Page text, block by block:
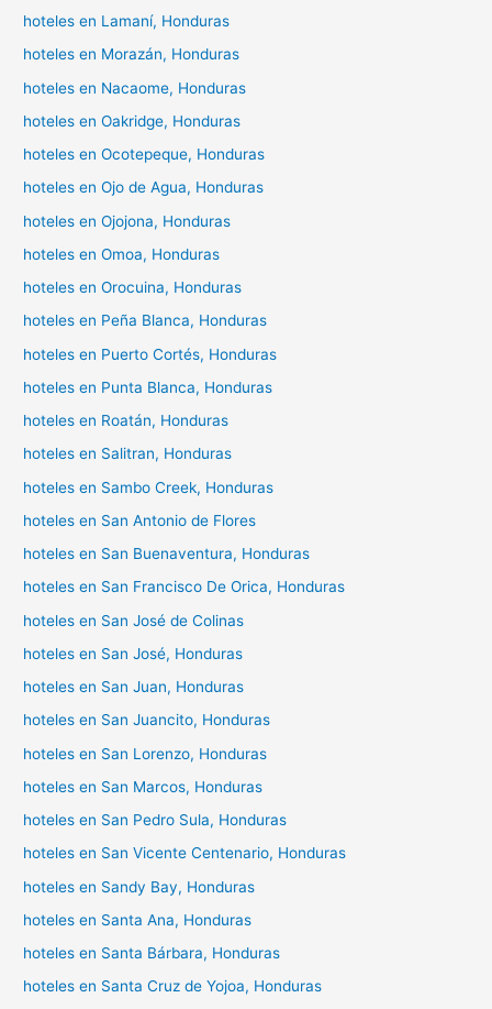
hoteles en Lamaní, Honduras
hoteles en Morazán, Honduras
hoteles en Nacaome, Honduras
hoteles en Oakridge, Honduras
hoteles en Ocotepeque, Honduras
hoteles en Ojo de Agua, Honduras
hoteles en Ojojona, Honduras
hoteles en Omoa, Honduras
hoteles en Orocuina, Honduras
hoteles en Peña Blanca, Honduras
hoteles en Puerto Cortés, Honduras
hoteles en Punta Blanca, Honduras
hoteles en Roatán, Honduras
hoteles en Salitran, Honduras
hoteles en Sambo Creek, Honduras
hoteles en San Antonio de Flores
hoteles en San Buenaventura, Honduras
hoteles en San Francisco De Orica, Honduras
hoteles en San José de Colinas
hoteles en San José, Honduras
hoteles en San Juan, Honduras
hoteles en San Juancito, Honduras
hoteles en San Lorenzo, Honduras
hoteles en San Marcos, Honduras
hoteles en San Pedro Sula, Honduras
hoteles en San Vicente Centenario, Honduras
hoteles en Sandy Bay, Honduras
hoteles en Santa Ana, Honduras
hoteles en Santa Bárbara, Honduras
hoteles en Santa Cruz de Yojoa, Honduras